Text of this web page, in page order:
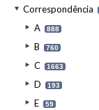
Correspondência
A 888
B 760
C 1663
D 193
E 59